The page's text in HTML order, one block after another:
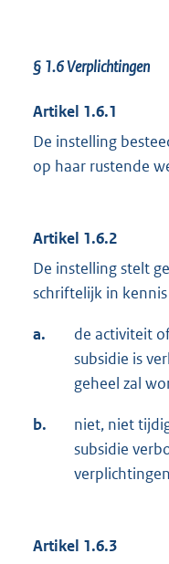
§ 1.6Verplichtingen
Artikel 1.6.1
De instelling
op haar rustende
Artikel 1.6.2
De instelling stelt
schriftelijk in
a.
de activiteit
subsidie is
geheel zal
b.
niet, niet
subsidie
Artikel 1.6.3